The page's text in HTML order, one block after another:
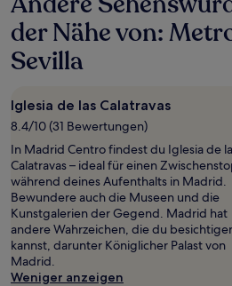
der Nähe von:
Sevilla
Iglesia de las Calatravas
8.4/10 (31 Bewertungen)
In Madrid Centro findest du Iglesia de
Calatravas – ideal für einen
während deines Aufenthalts in Madrid.
Bewundere auch die Museen und die
Kunstgalerien der Gegend. Madrid hat
andere Wahrzeichen, die du
kannst, darunter Königlicher Palast von
Madrid.
Weniger anzeigen